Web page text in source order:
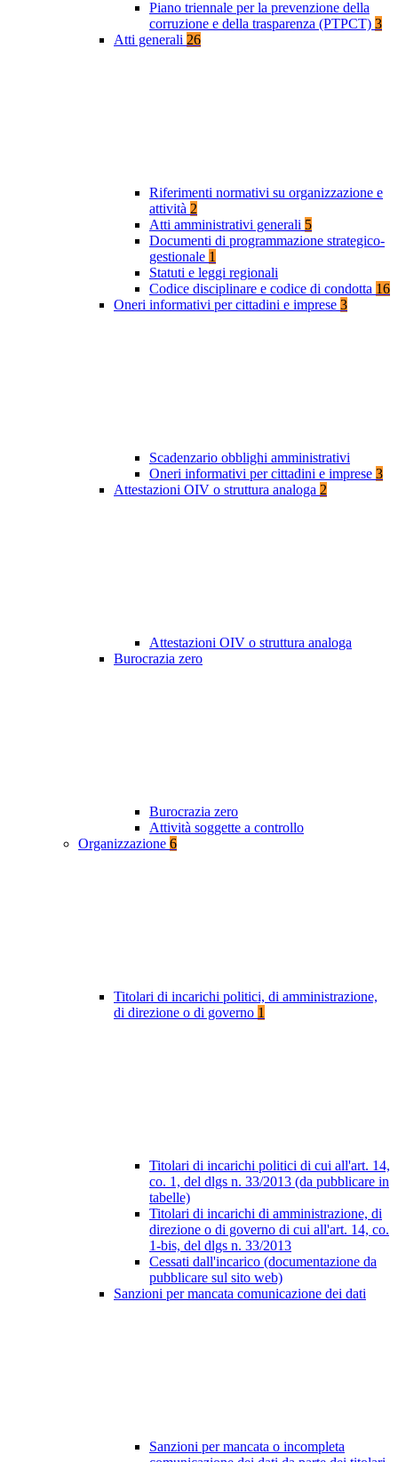
Piano triennale per la prevenzione della
corruzione e della trasparenza (PTPCT) 3
Atti generali 26
Riferimenti normativi su organizzazione e
attività 2
Atti amministrativi generali 5
Documenti di programmazione strategico-
gestionale 1
Statuti e leggi regionali
Codice disciplinare e codice di condotta 16
Oneri informativi per cittadini e imprese 3
Scadenzario obblighi amministrativi
Oneri informativi per cittadini e imprese 3
Attestazioni OIV o struttura analoga 2
Attestazioni OIV o struttura analoga
Burocrazia zero
Burocrazia zero
Attività soggette a controllo
Organizzazione 6
Titolari di incarichi politici, di amministrazione,
di direzione o di governo 1
Titolari di incarichi politici di cui all'art. 14,
co. 1, del dlgs n. 33/2013 (da pubblicare in
tabelle)
Titolari di incarichi di amministrazione, di
direzione o di governo di cui all'art. 14, co.
1-bis, del dlgs n. 33/2013
Cessati dall'incarico (documentazione da
pubblicare sul sito web)
Sanzioni per mancata comunicazione dei dati
Sanzioni per mancata o incompleta